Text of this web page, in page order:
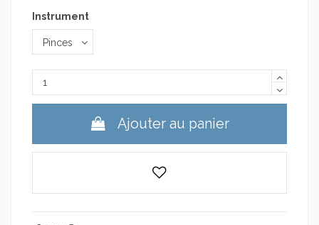
Instrument
Ajouter au panier